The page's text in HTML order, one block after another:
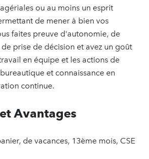
ou au moins un esprit
de mener à bien vos
faites preuve d'autonomie, de
prise de décision et avez un goût
en équipe et les actions de
et connaissance en
continue.
Avantages
de vacances, 13ème mois, CSE